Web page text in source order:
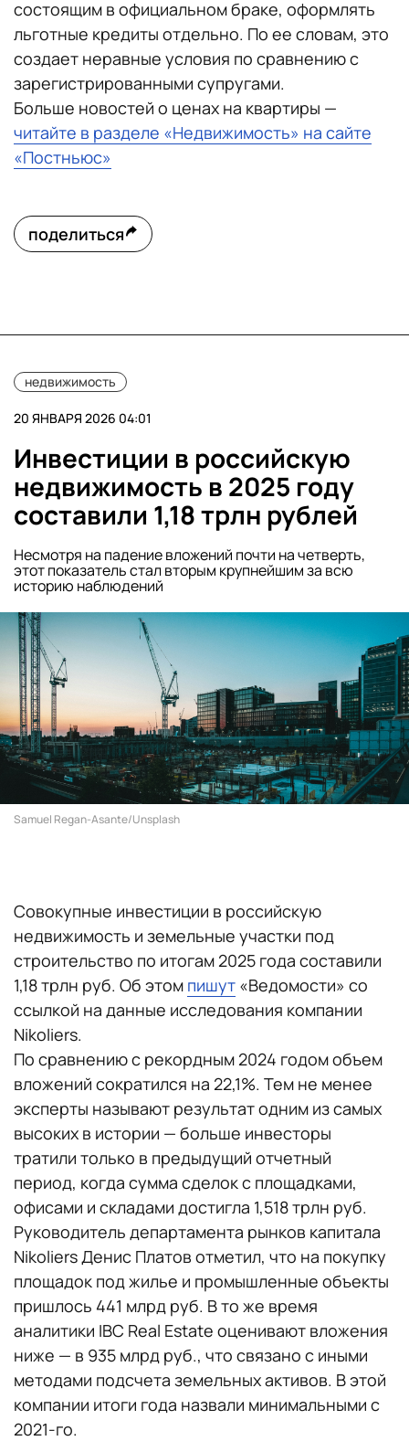
состоящим в официальном браке, оформлять
льготные кредиты отдельно. По ее словам, это
создает неравные условия по сравнению с
зарегистрированными супругами.
Больше новостей о ценах на квартиры —
читайте в разделе «Недвижимость» на сайте
«Постньюс»
поделиться
недвижимость
20 ЯНВАРЯ 2026 04:01
Инвестиции в российскую
недвижимость в 2025 году
составили 1,18 трлн рублей
Несмотря на падение вложений почти на четверть,
этот показатель стал вторым крупнейшим за всю
историю наблюдений
Samuel Regan-Asante/Unsplash
Совокупные инвестиции в российскую
недвижимость и земельные участки под
строительство по итогам 2025 года составили
1,18 трлн руб. Об этом пишут «Ведомости» со
ссылкой на данные исследования компании
Nikoliers.
По сравнению с рекордным 2024 годом объем
вложений сократился на 22,1%. Тем не менее
эксперты называют результат одним из самых
высоких в истории — больше инвесторы
тратили только в предыдущий отчетный
период, когда сумма сделок с площадками,
офисами и складами достигла 1,518 трлн руб.
Руководитель департамента рынков капитала
Nikoliers Денис Платов отметил, что на покупку
площадок под жилье и промышленные объекты
пришлось 441 млрд руб. В то же время
аналитики IBC Real Estate оценивают вложения
ниже — в 935 млрд руб., что связано с иными
методами подсчета земельных активов. В этой
компании итоги года назвали минимальными с
2021-го.